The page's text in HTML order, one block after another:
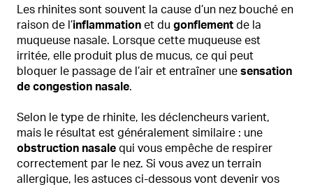
Les rhinites sont souvent la cause d’un nez bouché en
raison de l’inflammation et dugonflement de la
muqueuse nasale. Lorsque cette muqueuse est
irritée, elle produit plus de mucus, ce qui peut
bloquer le passage de l’air et entraîner unesensation
de congestion nasale.
Selon le type de rhinite, les déclencheurs varient,
mais le résultat est généralement similaire : une
obstruction nasale qui vous empêche de respirer
correctement par le nez. Si vous avez un terrain
allergique, les astuces ci-dessous vont devenir vos